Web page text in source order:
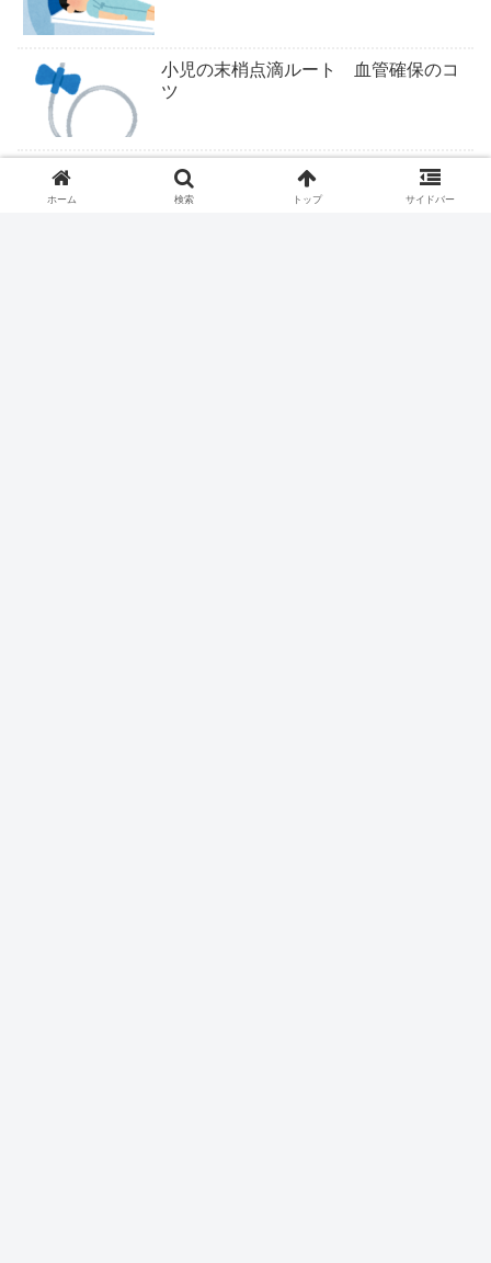
小児の末梢点滴ルート 血管確保のコ
ツ
ついにくるか医学部定員削減
ホーム 検索 トップ サイドバー